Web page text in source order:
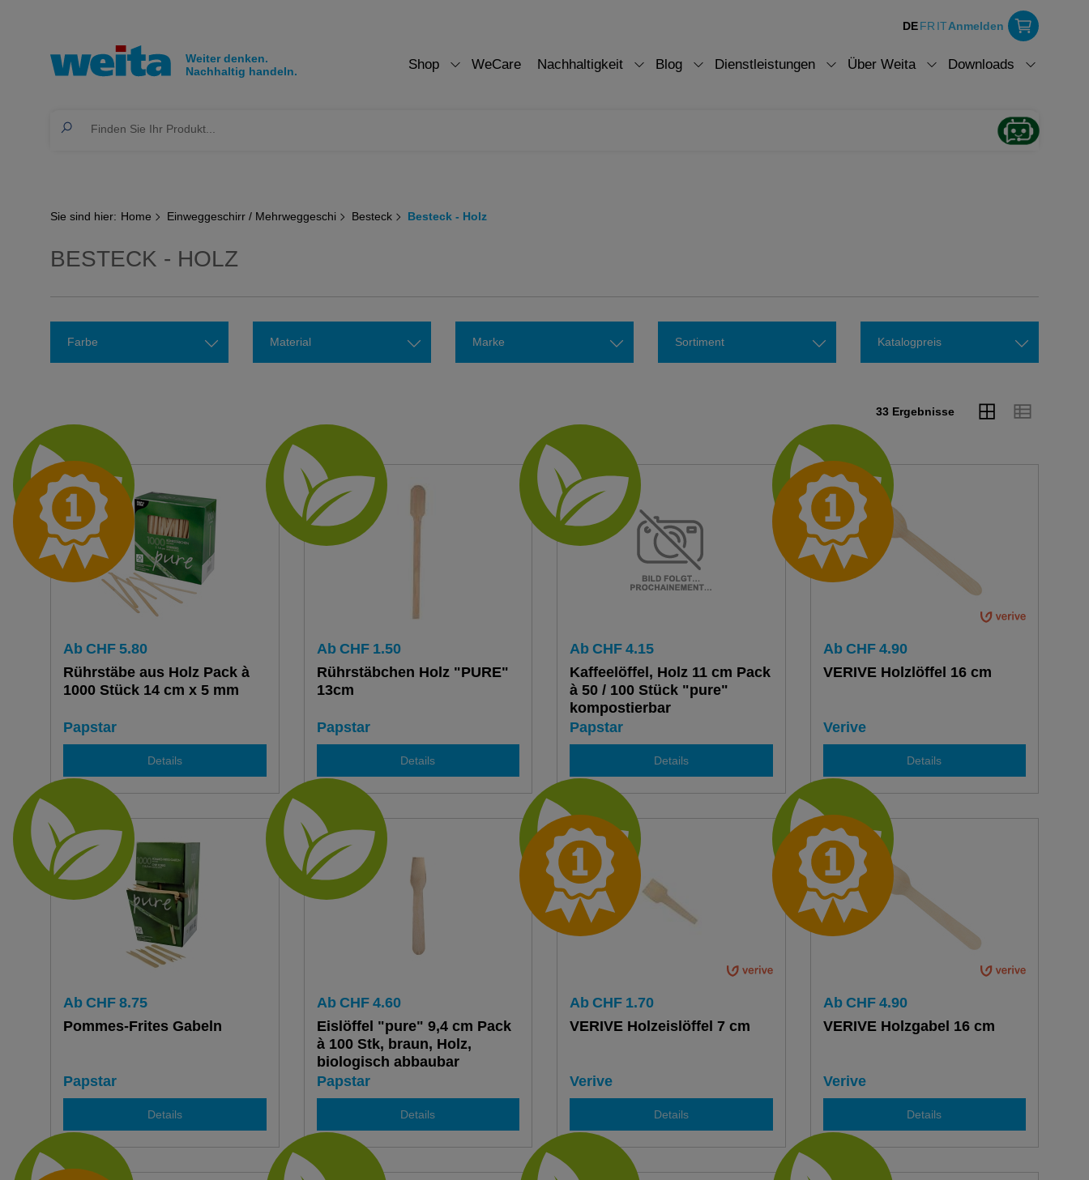
DEFR ITAnmelden
Shop WeCare Nachhaltigkeit Blog Dienstleistungen Über Weita Downloads
Sie sind hier: Home Einweggeschirr / Mehrweggeschi Besteck Besteck - Holz
BESTECK - HOLZ
Farbe Material Marke Sortiment Katalogpreis
33 Ergebnisse
Ab CHF 5.80
Rührstäbe aus Holz Pack à
1000 Stück 14 cm x 5 mm
Papstar
Details
Ab CHF 1.50
Rührstäbchen Holz "PURE"
13cm
Papstar
Details
Ab CHF 4.15
Kaffeelöffel, Holz 11 cm Pack
à 50 / 100 Stück "pure"
kompostierbar
Papstar
Details
Ab CHF 4.90
VERIVE Holzlöffel 16 cm
Verive
Details
Ab CHF 8.75
Pommes-Frites Gabeln
Papstar
Details
Ab CHF 4.60
Eislöffel "pure" 9,4 cm Pack
à 100 Stk, braun, Holz,
biologisch abbaubar
Papstar
Details
Ab CHF 1.70
VERIVE Holzeislöffel 7 cm
Verive
Details
Ab CHF 4.90
VERIVE Holzgabel 16 cm
Verive
Details